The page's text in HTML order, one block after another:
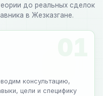
до реальных сделок
в Жезказгане.
консультацию,
цели и специфику